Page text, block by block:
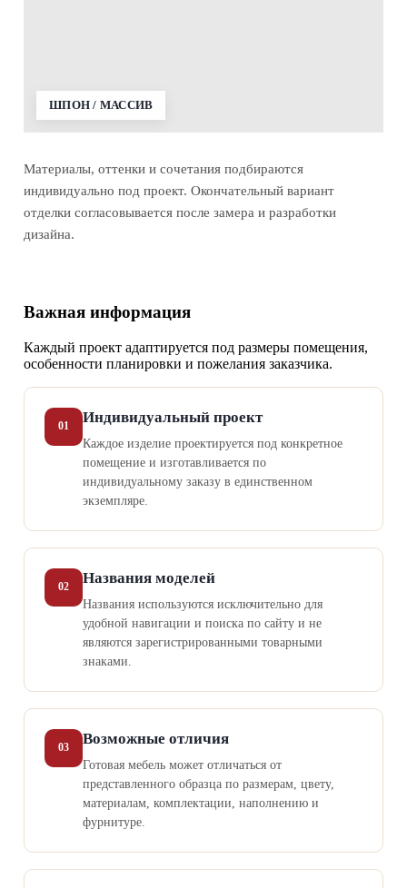
ШПОН / МАССИВ
Материалы, оттенки и сочетания подбираются
индивидуально под проект. Окончательный вариант
отделки согласовывается после замера и разработки
дизайна.
Важная информация
Каждый проект адаптируется под размеры помещения,
особенности планировки и пожелания заказчика.
01
Индивидуальный проект
Каждое изделие проектируется под конкретное
помещение и изготавливается по
индивидуальному заказу в единственном
экземпляре.
02
Названия моделей
Названия используются исключительно для
удобной навигации и поиска по сайту и не
являются зарегистрированными товарными
знаками.
03
Возможные отличия
Готовая мебель может отличаться от
представленного образца по размерам, цвету,
материалам, комплектации, наполнению и
фурнитуре.